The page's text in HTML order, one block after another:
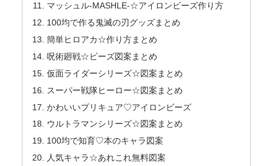
マッシュル-MASHLE-☆アイロンビーズ作り方
100均で作る鬼滅の刃グッズまとめ
簡単ヒロアカ☆作り方まとめ
呪術廻戦☆ビーズ図案まとめ
仮面ライダーシリーズ☆図案まとめ
スーパー戦隊ヒーロー☆図案まとめ
かわいいプリキュア♡アイロンビーズ
ウルトラマンシリーズ☆図案まとめ
100均で知育♡本のキャラ図案
人気キャラ☆あれこれ無料図案